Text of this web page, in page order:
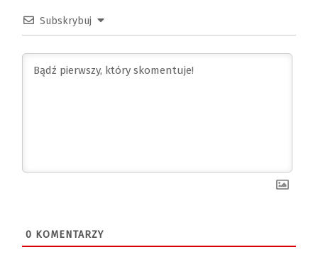
Subskrybuj
0 KOMENTARZY